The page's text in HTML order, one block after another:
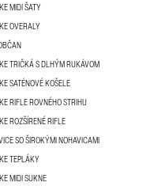
MIDI ŠATY
OVERALY
TRIČKÁ S DLHÝM RUKÁVOM
SATÉNOVÉ KOŠELE
RIFLE ROVNÉHO STRIHU
ROZŠÍRENÉ RIFLE
SO ŠIROKÝMI NOHAVICAMI
TEPLÁKY
MIDI SUKNE